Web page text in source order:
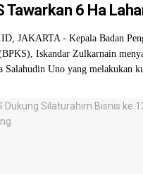
Tawarkan 6 Ha
JAKARTA - Kepala Badan
Iskandar Zulkarnain
Salahudin Uno yang melakukan